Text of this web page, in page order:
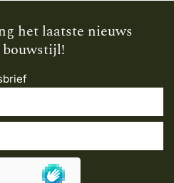
het laatste nieuws
bouwstijl!